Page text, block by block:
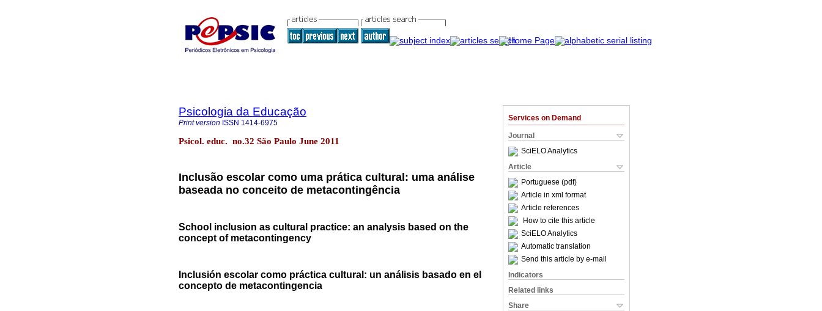
Services on Demand
Journal
SciELO Analytics
Article
Portuguese (pdf)
Article in xml format
Article references
How to cite this article
SciELO Analytics
Automatic translation
Send this article by e-mail
Indicators
Related links
Share
Psicologia da Educação
Print version ISSN 1414-6975
Psicol. educ. no.32 São Paulo June 2011
Inclusão escolar como uma prática cultural: uma análise
baseada no conceito de metacontingência
School inclusion as cultural practice: an analysis based on the
concept of metacontingency
Inclusión escolar como práctica cultural: un análisis basado en el
concepto de metacontingencia